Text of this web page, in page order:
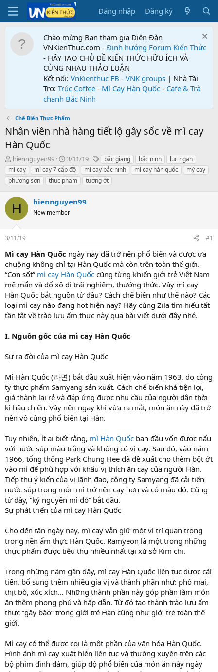
Đăng nhập Đăng ký
Chào mừng Bạn tham gia Diễn Đàn
VNKienThuc.com - Định hướng Forum Kiến Thức
- HÃY TẠO CHỦ ĐỀ KIẾN THỨC HỮU ÍCH VÀ
CÙNG NHAU THẢO LUẬN
Kết nối: VnKienthuc FB - VNK groups | Nhà Tài
Trợ: Trúc Coffee - Mì Cay Hàn Quốc - Cafe & Trà
chanh Bắc Ninh
Chế Biến Thực Phẩm
Nhân viên nhà hàng tiết lộ gây sốc về mì cay
Hàn Quốc
T
h
r
e
d
s
t
a
r
t
e
r
hiennguyen99
N
g
à
y
ử
i
3/11/19
T
ừ
k
h
bắc giang bắc ninh
lục ngạn
mì cay
mì cay 7 cấp độ mì cay bắc ninh mì cay hàn quốc
mỳ cay
phượng sơn
thuc pham tương ớt
H hiennguyen99
New member
3/11/19 #1
Mì cay Hàn Quốc ngày nay đã trở nên phổ biến và được ưa
chuộng không chỉ tại Hàn Quốc mà còn trên toàn thế giới.
“Cơn sốt” mì cay Hàn Quốc cũng từng khiến giới trẻ Việt Nam
mê mẩn và đổ xô đi trải nghiệm, thưởng thức. Vậy mì cay
Hàn Quốc bắt nguồn từ đâu? Cách chế biến như thế nào? Các
loại mì cay nào đang hot hiện nay? Hãy cùng Zila tìm hiểu tất
tần tật về trào lưu ẩm thực này qua bài viết dưới đây nhé.
I. Nguồn gốc của mì cay Hàn Quốc
Sự ra đời của mì cay Hàn Quốc
Mì Hàn Quốc (라면) bắt đầu xuất hiện vào năm 1963, do công
ty thực phẩm Samyang sản xuất. Cách chế biến khá tiện lợi,
giá thành lại rẻ và đáp ứng được nhu cầu của người dân thời
kì hậu chiến. Vậy nên ngay khi vừa ra mắt, món ăn này đã trở
nên vô cùng phổ biến tại Hàn.
Tuy nhiên, ít ai biết rằng, mì Hàn Quốc ban đầu vốn được nấu
với nước súp màu trắng và không có vị cay. Sau đó, vào năm
1966, tổng thống Park Chung Hee đã đề xuất cho thêm bột ớt
vào mì để phù hợp với khẩu vị thích ăn cay của người Hàn.
Tiếp thu ý kiến của vị lãnh đạo, công ty Samyang đã cải tiến
nước súp trong món mì trở nên cay hơn và có màu đỏ. Cũng
từ đây, “kỷ nguyên mì đỏ” bắt đầu.
Sự phát triển của mì cay Hàn Quốc
Cho đến tận ngày nay, mì cay vẫn giữ một vị trí quan trọng
trong nền ẩm thực Hàn Quốc. Ramyeon là một trong những
thực phẩm được tiêu thụ nhiều nhất tại xứ sở Kim chi.
Trong những năm gần đây, mì cay Hàn Quốc liên tục được cải
tiến, bổ sung thêm nhiều gia vị và thành phần như: phô mai,
thịt bò, xúc xích… Những thành phần này góp phần làm món
ăn thêm phong phú và hấp dẫn. Từ đó tạo thành trào lưu ẩm
thực “gây bão” trong giới trẻ Hàn cũng như giới trẻ toàn thế
giới.
Mì cay có thể được coi là một phần của văn hóa Hàn Quốc.
Hình ảnh mì cay xuất hiện liên tục và thường xuyên trên các
bộ phim đình đám, giúp độ phổ biến của món ăn này ngày